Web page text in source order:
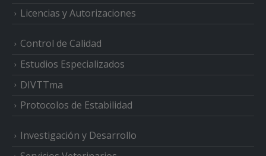
Licencias y Autorizaciones
Control de Calidad
Estudios Especializados
DIVTTma
Protocolos de Estabilidad
Investigación y Desarrollo